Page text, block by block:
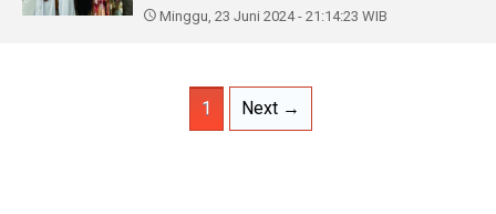
Minggu, 23 Juni 2024 - 21:14:23 WIB
1 Next →